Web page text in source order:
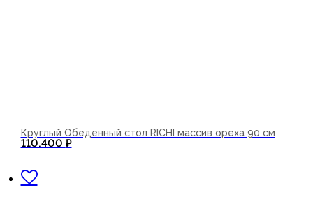
Круглый Обеденный стол RICHI массив ореха 90 см
110.400 ₽